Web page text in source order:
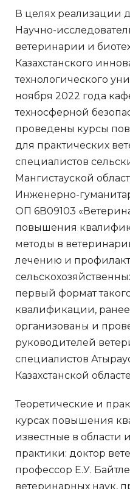
В целях реализации
Научно-
ветеринарии и
Казахстанского
технологического
ноября 2022 года
техносферной
проведены курсы
для практических
специалистов
Мангистауской
Инженерно-
ОП 6В09103
повышения
методы в
лечению и
первый формат
квалификации,
организованы и
руководителей
специалистов
Казахстанской
Теоретические и
курсах повышения
известные в области
практики: доктор
профессор Е.У.
ветеринарных наук,